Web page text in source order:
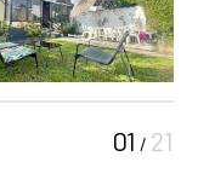
01 / 21